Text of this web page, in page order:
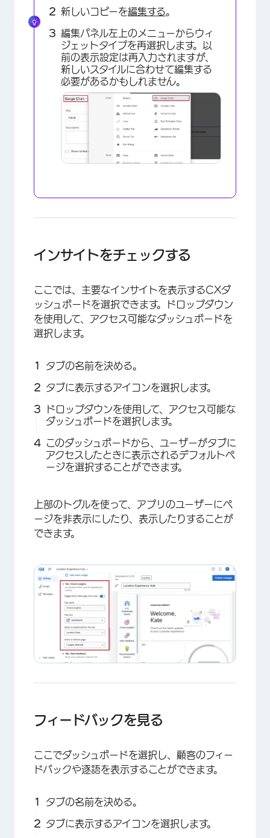
×
新しいコピーを編集する。
編集パネル左上のメニューからウィ
ジェットタイプを再選択します。以
前の表示設定は再入力されますが、
新しいスタイルに合わせて編集する
必要があるかもしれません。
×
インサイトをチェックする
ここでは、主要なインサイトを表示するCXダ
ッシュボードを選択できます。ドロップダウン
を使用して、アクセス可能なダッシュボードを
選択します。
タブの名前を決める。
タブに表示するアイコンを選択します。
ドロップダウンを使用して、アクセス可能な
ダッシュボードを選択します。
このダッシュボードから、ユーザーがタブに
アクセスしたときに表示されるデフォルトペ
ージを選択することができます。
上部のトグルを使って、アプリのユーザーにペ
ージを非表示にしたり、表示したりすることが
できます。
フィードバックを見る
ここでダッシュボードを選択し、顧客のフィー
ドバックや逐語を表示することができます。
タブの名前を決める。
タブに表示するアイコンを選択します。